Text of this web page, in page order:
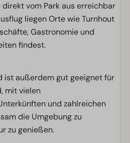
direkt vom Park aus erreichbar
liegen Orte wie Turnhout
Gastronomie und
findest.
ist außerdem gut geeignet für
mit vielen
und zahlreichen
die Umgebung zu
zu genießen.